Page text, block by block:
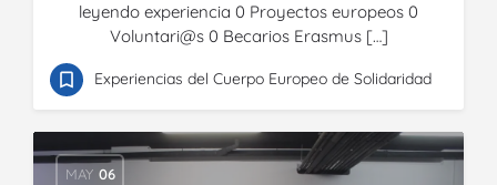
leyendo experiencia 0 Proyectos europeos 0
Voluntari@s 0 Becarios Erasmus […]
Experiencias del Cuerpo Europeo de Solidaridad
MAY 06